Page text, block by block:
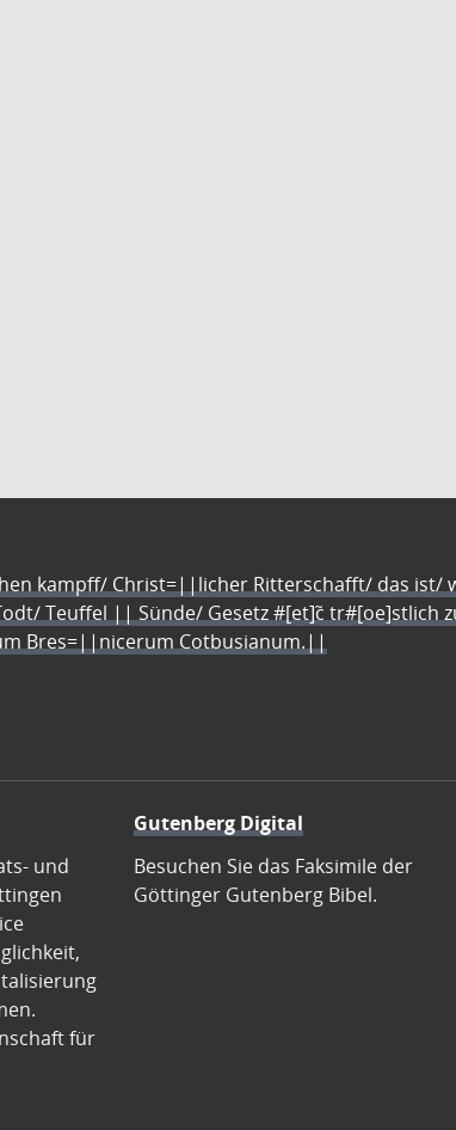
kampff/ Christ=||licher Ritterschafft/ das ist/
Teuffel || Sünde/ Gesetz #[et]c̃ tr#[oe]stlich
Bres=||nicerum Cotbusianum.||
und
für
Gutenberg Digital
Besuchen Sie das Faksimile der
Göttinger Gutenberg Bibel.